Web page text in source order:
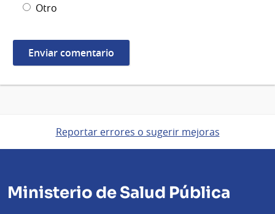
Otro
Reportar errores o sugerir mejoras
Ministerio de Salud Pública